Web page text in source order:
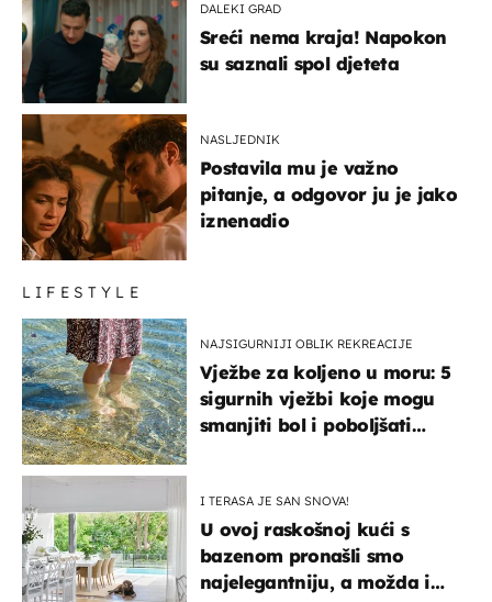
DALEKI GRAD
Sreći nema kraja! Napokon
su saznali spol djeteta
NASLJEDNIK
Postavila mu je važno
pitanje, a odgovor ju je jako
iznenadio
LIFESTYLE
NAJSIGURNIJI OBLIK REKREACIJE
Vježbe za koljeno u moru: 5
sigurnih vježbi koje mogu
smanjiti bol i poboljšati
I TERASA JE SAN SNOVA!
U ovoj raskošnoj kući s
bazenom pronašli smo
najelegantniju, a možda i